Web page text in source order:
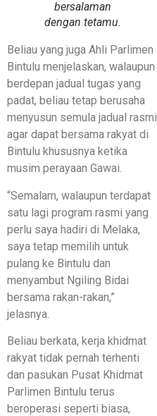
bersalaman
dengan tetamu.
Beliau yang juga Ahli Parlimen
Bintulu menjelaskan, walaupun
berdepan jadual tugas yang
padat, beliau tetap berusaha
menyusun semula jadual rasmi
agar dapat bersama rakyat di
Bintulu khususnya ketika
musim perayaan Gawai.
“Semalam, walaupun terdapat
satu lagi program rasmi yang
perlu saya hadiri di Melaka,
saya tetap memilih untuk
pulang ke Bintulu dan
menyambut Ngiling Bidai
bersama rakan-rakan,”
jelasnya.
Beliau berkata, kerja khidmat
rakyat tidak pernah terhenti
dan pasukan Pusat Khidmat
Parlimen Bintulu terus
beroperasi seperti biasa,